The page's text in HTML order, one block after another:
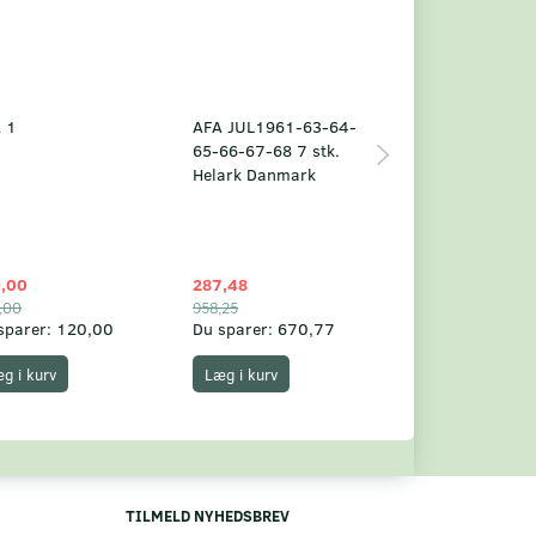
1
120,00
i kurv
AFA JUL1961-63-64-
65-66-67-68 7 stk.
Helark Danmark
287,48
958,25
Du sparer: 670,77
Læg i kurv
TILMELD NYHEDSBREV